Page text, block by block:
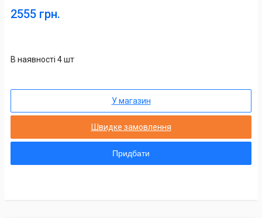
2555 грн.
В наявності 4 шт
У магазин
Швидке замовлення
Придбати